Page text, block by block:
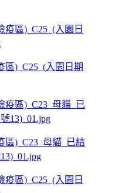
區)_C25_(入園日期
區)_C23_母貓_已結